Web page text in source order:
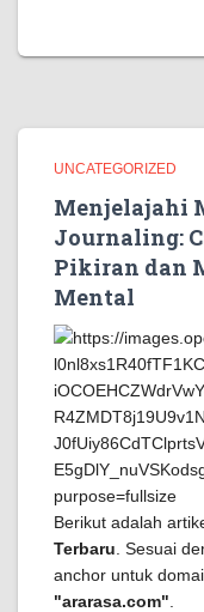
UNCATEGORIZED
Menjelajahi
Journaling:
Pikiran dan
Mental
Berikut adalah
Terbaru . Sesuai
anchor untuk
"ararasa.com"